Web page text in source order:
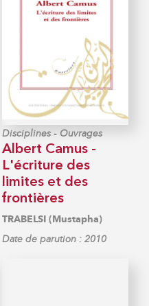
Disciplines - Ouvrages
Albert Camus -
L'écriture des
limites et des
frontières
TRABELSI (Mustapha)
Date de parution : 2010